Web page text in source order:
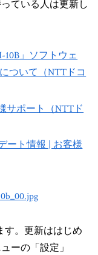
ている人は更新し
10B」ソフトウェ
ついて（NTTドコ
サポート（NTTド
ート情報 | お客様
す。更新ははじめ
ーの「設定」